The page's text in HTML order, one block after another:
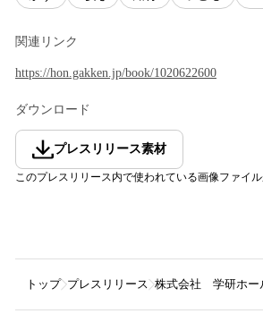
関連リンク
https://hon.gakken.jp/book/1020622600
ダウンロード
プレスリリース素材
このプレスリリース内で使われている画像ファイ
トップ プレスリリース 株式会社 学研ホー